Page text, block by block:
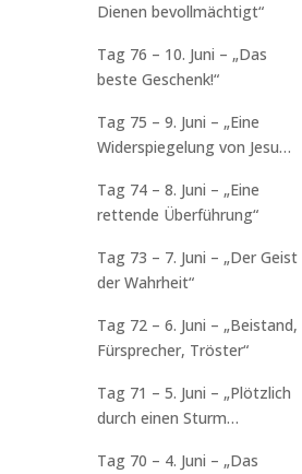
Dienen bevollmächtigt“
Tag 76 – 10. Juni – „Das
beste Geschenk!“
Tag 75 – 9. Juni – „Eine
Widerspiegelung von Jesu
Tag 74 – 8. Juni – „Eine
rettende Überführung“
Tag 73 – 7. Juni – „Der Geist
der Wahrheit“
Tag 72 – 6. Juni – „Beistand,
Fürsprecher, Tröster“
Tag 71 – 5. Juni – „Plötzlich
durch einen Sturm
Tag 70 – 4. Juni – „Das